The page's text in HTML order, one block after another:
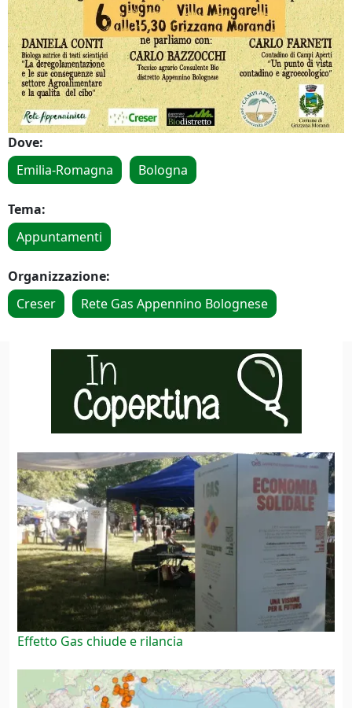
Dove:
Emilia-Romagna
Bologna
Tema:
Appuntamenti
Organizzazione:
Creser
Rete Gas Appennino Bolognese
Effetto Gas chiude e rilancia